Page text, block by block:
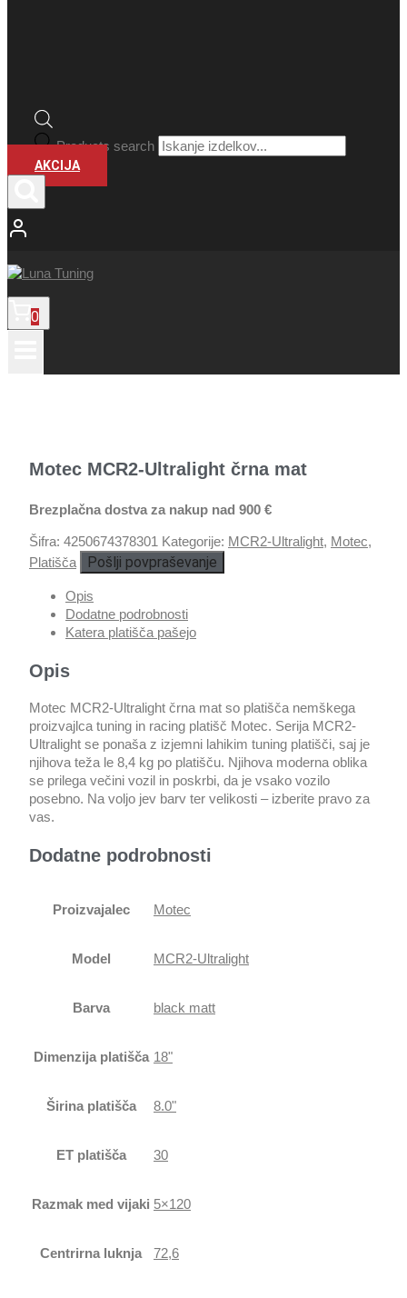
Products search
AKCIJA
0
Motec MCR2-Ultralight črna mat
Brezplačna dostva za nakup nad 900 €
Šifra: 4250674378301 Kategorije: MCR2-Ultralight, Motec,
Platišča
Pošlji povpraševanje
Opis
Dodatne podrobnosti
Katera platišča pašejo
Opis
Motec MCR2-Ultralight črna mat so platišča nemškega
proizvajlca tuning in racing platišč Motec. Serija MCR2-
Ultralight se ponaša z izjemni lahikim tuning platišči, saj je
njihova teža le 8,4 kg po platišču. Njihova moderna oblika
se prilega večini vozil in poskrbi, da je vsako vozilo
posebno. Na voljo jev barv ter velikosti – izberite pravo za
vas.
Dodatne podrobnosti
Proizvajalec Motec
Model MCR2-Ultralight
Barva black matt
Dimenzija platišča 18"
Širina platišča 8.0"
ET platišča 30
Razmak med vijaki 5×120
Centrirna luknja 72,6